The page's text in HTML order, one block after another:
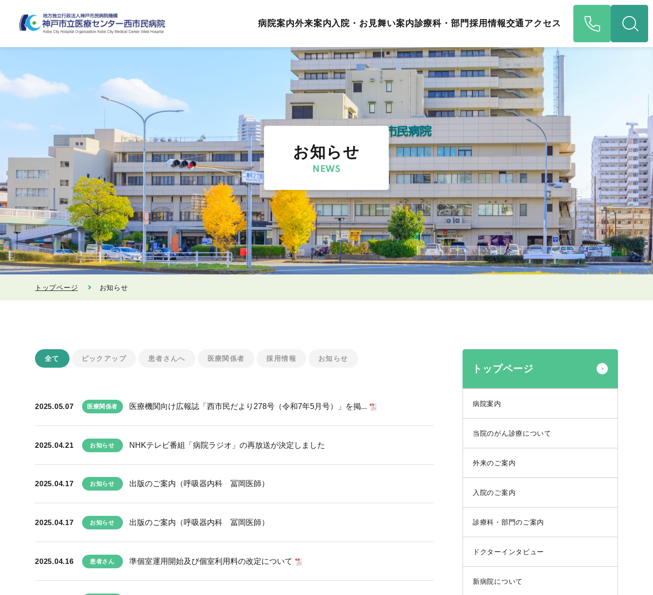
病院案内外来案内入院・お見舞い案内診療科・部門 採用情報交通アクセス
お知らせ
NEWS
トップページ お知らせ
全て ピックアップ 患者さんへ 医療関係者 採用情報 お知らせ
2025.05.07 医療関係者 医療機関向け広報誌「西市民だより278号（令和7年5月号）」を掲...
2025.04.21 お知らせ NHKテレビ番組「病院ラジオ」の再放送が決定しました
2025.04.17 お知らせ 出版のご案内（呼吸器内科 冨岡医師）
2025.04.17 お知らせ 出版のご案内（呼吸器内科 冨岡医師）
2025.04.16 患者さん 準個室運用開始及び個室利用料の改定について
トップページ
病院案内
当院のがん診療について
外来のご案内
入院のご案内
診療科・部門のご案内
ドクターインタビュー
新病院について